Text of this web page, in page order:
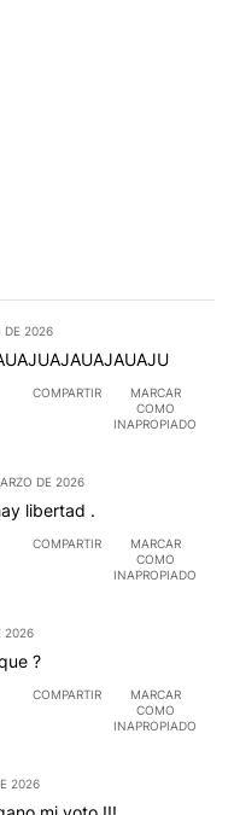
DE 2026
COMPARTIR
MARCAR
COMO
INAPROPIADO
DE 2026
libertad .
COMPARTIR
MARCAR
COMO
INAPROPIADO
2026
?
COMPARTIR
MARCAR
COMO
INAPROPIADO
2026